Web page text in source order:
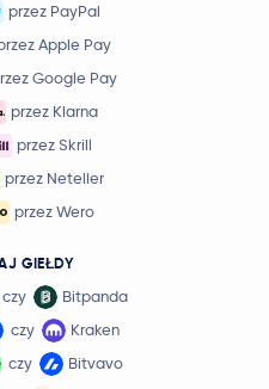
przez PayPal
Apple Pay
Google Pay
przez Klarna
przez Skrill
przez Neteller
przez Wero
GIEŁDY
czy
Bitpanda
czy
Kraken
czy
Bitvavo